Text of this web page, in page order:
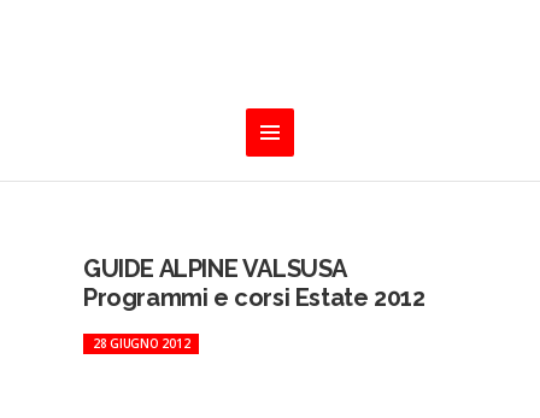
GUIDE ALPINE VALSUSA
Programmi e corsi Estate 2012
28 GIUGNO 2012